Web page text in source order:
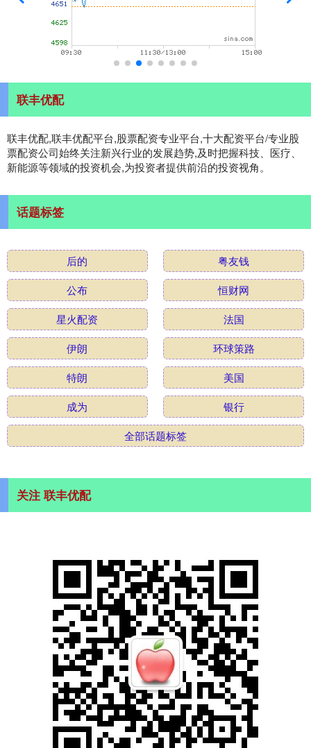
联丰优配
联丰优配,联丰优配平台,股票配资专业平台,十大配资平台/专业股
票配资公司始终关注新兴行业的发展趋势,及时把握科技、医疗、
新能源等领域的投资机会,为投资者提供前沿的投资视角。
话题标签
后的
粤友钱
公布
恒财网
星火配资
法国
伊朗
环球策路
特朗
美国
成为
银行
全部话题标签
关注 联丰优配